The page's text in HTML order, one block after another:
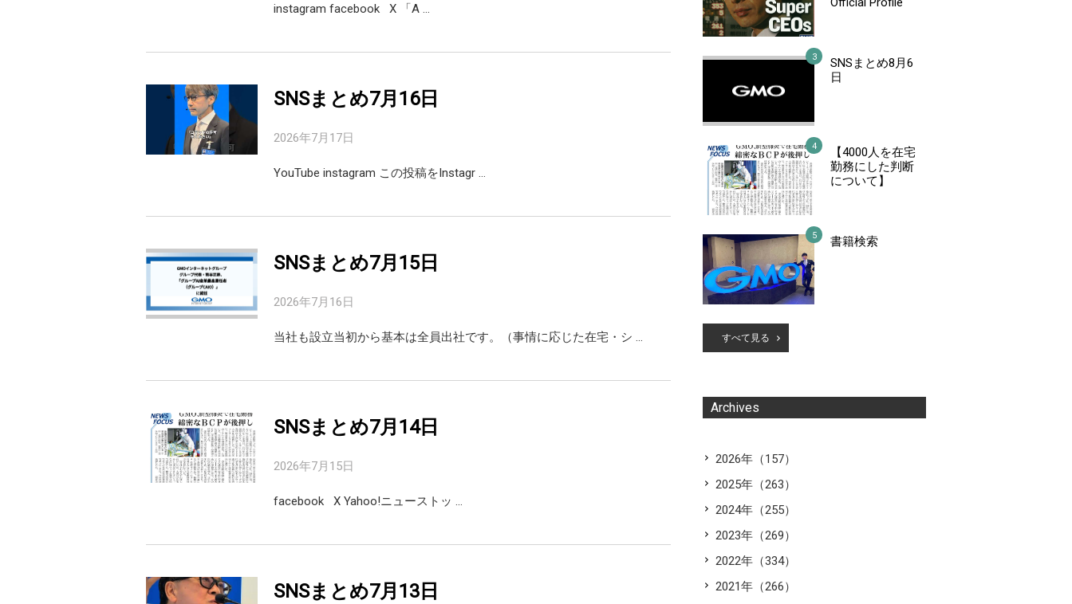
instagram facebook X 「A …
SNSまとめ7月16日
2026年7月17日
YouTube instagram この投稿をInstagr …
SNSまとめ7月15日
2026年7月16日
当社も設立当初から基本は全員出社です。（事情に応じた在宅・シ …
SNSまとめ7月14日
2026年7月15日
facebook X Yahoo!ニューストッ …
SNSまとめ7月13日
SNSまとめ8月6
日
【4000人を在宅
勤務にした判断
について】
書籍検索
すべて見る
Archives
2026年（157）
2025年（263）
2024年（255）
2023年（269）
2022年（334）
2021年（266）